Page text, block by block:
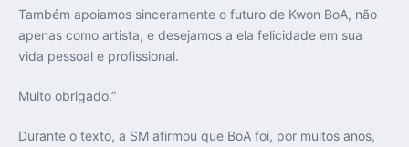
Também apoiamos sinceramente o futuro de Kwon BoA, não
apenas como artista, e desejamos a ela felicidade em sua
vida pessoal e profissional.
Muito obrigado.”
Durante o texto, a SM afirmou que BoA foi, por muitos anos,